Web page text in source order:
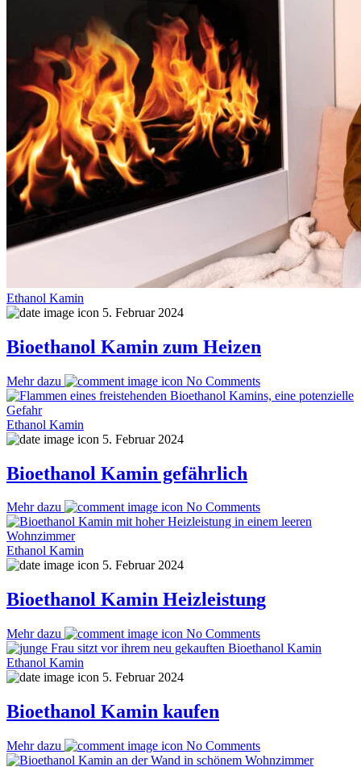
Ethanol Kamin
5. Februar 2024
Bioethanol Kamin zum Heizen
Mehr dazu No Comments
Ethanol Kamin
5. Februar 2024
Bioethanol Kamin gefährlich
Mehr dazu No Comments
Ethanol Kamin
5. Februar 2024
Bioethanol Kamin Heizleistung
Mehr dazu No Comments
Ethanol Kamin
5. Februar 2024
Bioethanol Kamin kaufen
Mehr dazu No Comments